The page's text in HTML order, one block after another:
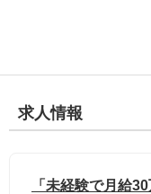
求人情報
「未経験で月給